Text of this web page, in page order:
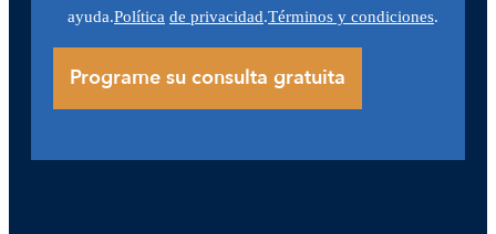
ayuda.Política de privacidad.Términos y condiciones.